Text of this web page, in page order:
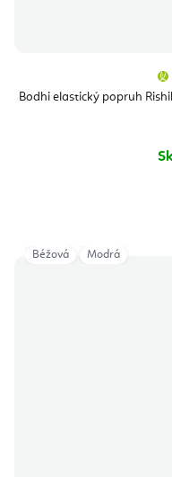
Bodhi elastický popruh
Béžová Modrá